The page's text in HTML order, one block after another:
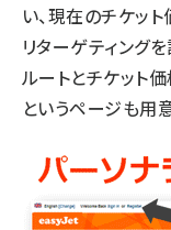
い、現在のチケッ
リターゲティング
ルートとチケット
というページも用